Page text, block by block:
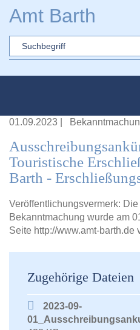
Amt Barth
Sword
01.09.2023
Touristische
Barth -
Veröffentlichungsvermerk:
Bekanntmachung wurde am
Seite http://www.amt-barth.de
Zugehörige Dateien
2023-09-